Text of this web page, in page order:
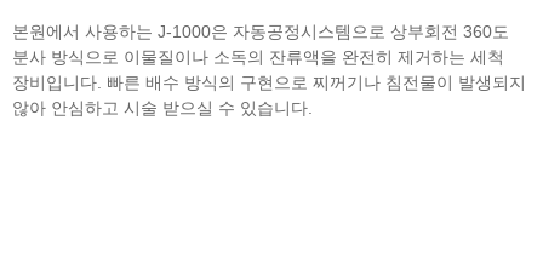
본원에서 사용하는 J-1000은 자동공정시스템으로 상부회전 360도
분사 방식으로 이물질이나 소독의 잔류액을 완전히 제거하는 세척
장비입니다. 빠른 배수 방식의 구현으로 찌꺼기나 침전물이 발생되지
않아 안심하고 시술 받으실 수 있습니다.